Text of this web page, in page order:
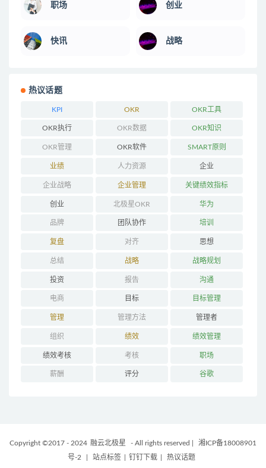
职场 创业
快讯 战略
热议话题
KPI OKR OKR工具
OKR执行 OKR数据 OKR知识
OKR管理 OKR软件 SMART原则
业绩 人力资源 企业
企业战略 企业管理 关键绩效指标
创业 北极星OKR 华为
品牌 团队协作 培训
复盘 对齐 思想
总结 战略 战略规划
投资 报告 沟通
电商 目标 目标管理
管理 管理方法 管理者
组织 绩效 绩效管理
绩效考核 考核 职场
薪酬 评分 谷歌
Copyright ©2017 - 2024 融云北极星 - All rights reserved
湘ICP备18008901
号-2
站点标签 钉钉下载 热议话题